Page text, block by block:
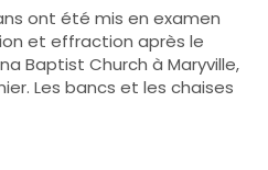
ont été mis en examen
et effraction après le
Baptist Church à Maryville,
Les bancs et les chaises